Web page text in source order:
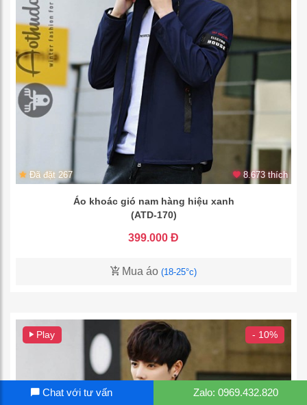
Đã đặt 267 8.673 thích
Áo khoác gió nam hàng hiệu xanh
(ATD-170)
399.000 Đ
Mua áo (18-25°c)
- 10%
Play
Chat với tư vấn Zalo: 0969.432.820